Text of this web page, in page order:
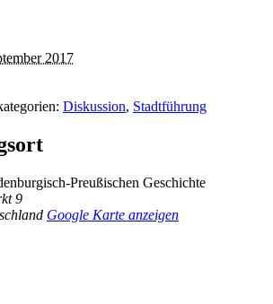
2017
Diskussion, Stadtführung
Preußischen Geschichte
9
Google Karte anzeigen